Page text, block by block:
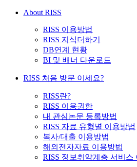
About RISS
RISS 이용방법
RISS 지식더하기
DB연계 현황
BI 및 배너 다운로드
RISS 처음 방문 이세요?
RISS란?
RISS 이용권한
내 관심논문 등록방법
RISS 자료 유형별 이용방법
복사/대출 이용방법
해외전자자료 이용방법
RISS 정보취약계층 서비스